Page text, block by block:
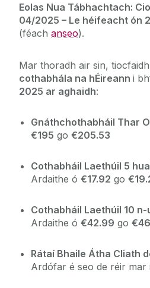
Costais Taistil &
Eolas faoi Phárolla
Eolas Nua Tábhachtach:
04/2025 – Le héifeacht ón
(féach anseo).
Mar thoradh air sin, tiocfaidh
cothabhála na hÉireann i
2025 ar aghaidh:
Gnáthchothabháil Thar
€195 go €205.53
Cothabháil Laethúil 5
Ardaithe ó €17.92 go
Cothabháil Laethúil 10
Ardaithe ó €42.99 go
Rátaí Bhaile Átha Cliath
Ardófar é seo de réir mar